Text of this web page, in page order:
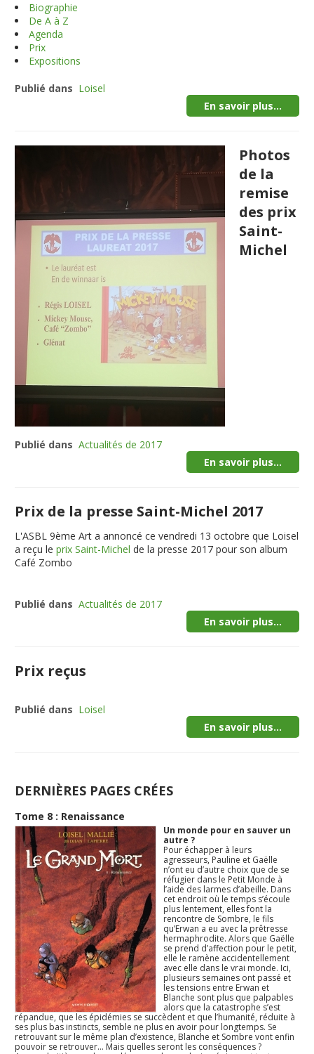
Biographie
De A à Z
Agenda
Prix
Expositions
Publié dans Loisel
En savoir plus...
Photos
de la
remise
des prix
Saint-
Michel
Publié dans Actualités de 2017
En savoir plus...
Prix de la presse Saint-Michel 2017
L'ASBL 9ème Art a annoncé ce vendredi 13 octobre que Loisel
a reçu leprix Saint-Michelde la presse 2017 pour son album
Café Zombo
Publié dans Actualités de 2017
En savoir plus...
Prix reçus
Publié dans Loisel
En savoir plus...
DERNIÈRES PAGES CRÉES
Tome 8 : Renaissance
Un monde pour en sauver un
autre ?
Pour échapper à leurs
agresseurs, Pauline et Gaëlle
n’ont eu d’autre choix que de se
réfugier dans le Petit Monde à
l’aide des larmes d’abeille. Dans
cet endroit où le temps s’écoule
plus lentement, elles font la
rencontre de Sombre, le fils
qu’Erwan a eu avec la prêtresse
hermaphrodite. Alors que Gaëlle
se prend d’affection pour le petit,
elle le ramène accidentellement
avec elle dans le vrai monde. Ici,
plusieurs semaines ont passé et
les tensions entre Erwan et
Blanche sont plus que palpables
alors que la catastrophe s’est
répandue, que les épidémies se succèdent et que l’humanité, réduite à
ses plus bas instincts, semble ne plus en avoir pour longtemps. Se
retrouvant sur le même plan d’existence, Blanche et Sombre vont enfin
pouvoir se retrouver… Mais quelles seront les conséquences ?